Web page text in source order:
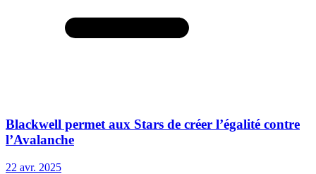
Blackwell permet aux Stars de créer l’égalité contre
l’Avalanche
22 avr. 2025